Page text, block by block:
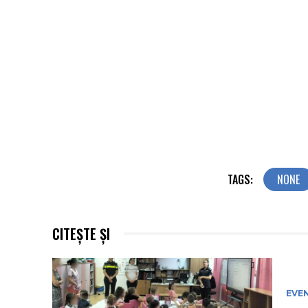
TAGS: NONE
CITEȘTE ȘI